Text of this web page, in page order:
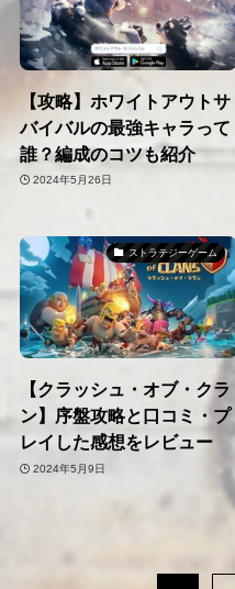
【攻略】ホワイトアウトサ
バイバルの最強キャラって
誰？編成のコツも紹介
2024年5月26日
ストラテジーゲーム
【クラッシュ・オブ・クラ
ン】序盤攻略と口コミ・プ
レイした感想をレビュー
2024年5月9日